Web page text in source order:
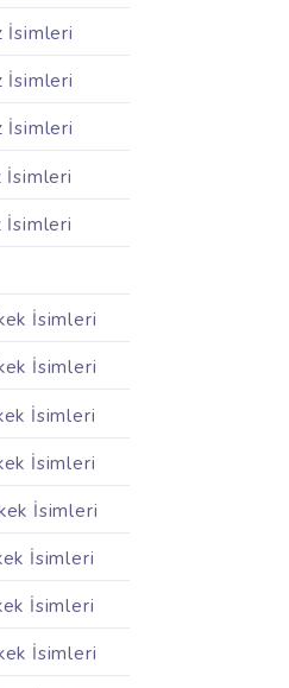
İsimleri
İsimleri
İsimleri
İsimleri
İsimleri
İsimleri
İsimleri
İsimleri
İsimleri
İsimleri
İsimleri
İsimleri
İsimleri